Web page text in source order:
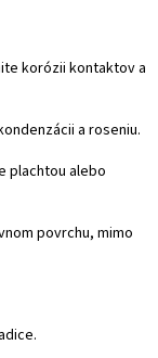
korózii kontaktov a
a roseniu.
plachtou alebo
povrchu, mimo